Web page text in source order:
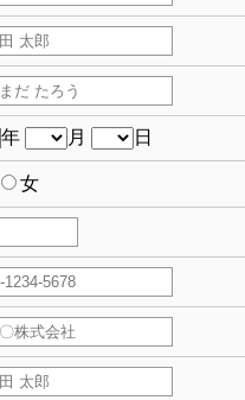
年 月 日
女